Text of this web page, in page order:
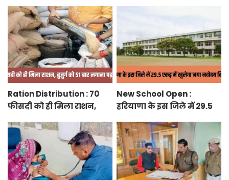
होगी बारिश
Ration Distribution : 70
फीसदी को ही मिला राशन,
अंगूठा
New School Open :
हरियाणा के इस जिले में 29.5
विद्यालय